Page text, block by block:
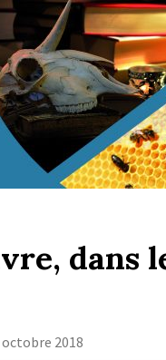
dans
2018